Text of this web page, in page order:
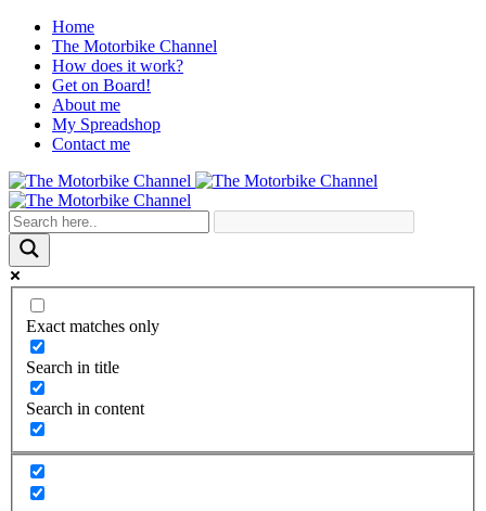
Home
The Motorbike Channel
How does it work?
Get on Board!
About me
My Spreadshop
Contact me
Exact matches only
Search in title
Search in content